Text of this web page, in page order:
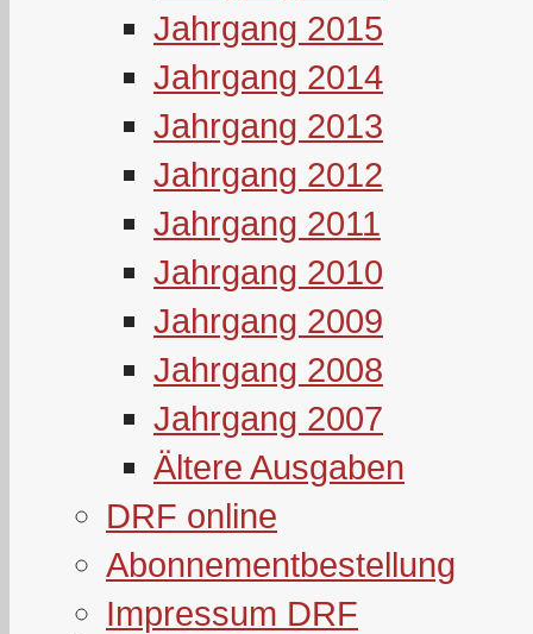
Jahrgang 2015
Jahrgang 2014
Jahrgang 2013
Jahrgang 2012
Jahrgang 2011
Jahrgang 2010
Jahrgang 2009
Jahrgang 2008
Jahrgang 2007
Ältere Ausgaben
DRF online
Abonnementbestellung
Impressum DRF